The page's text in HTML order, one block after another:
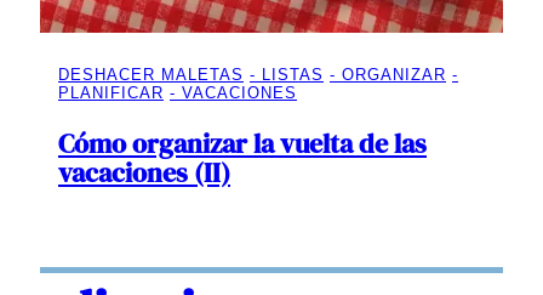
DESHACER MALETAS LISTAS
ORGANIZAR
PLANIFICAR
VACACIONES
Cómo organizar la vuelta de las
vacaciones (II)